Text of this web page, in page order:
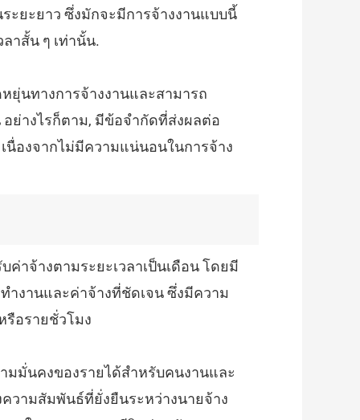
ยะยาว ซึ่งมักจะมีการจ้างงานแบบนี้
าสั้น ๆ เท่านั้น.
ยุ่นทางการจ้างงานและสามารถ
ย่างไรก็ตาม, มีข้อจำกัดที่ส่งผลต่อ
นื่องจากไม่มีความแน่นอนในการจ้าง
าจ้างตามระยะเวลาเป็นเดือน โดยมี
ำงานและค่าจ้างที่ชัดเจน ซึ่งมีความ
รือรายชั่วโมง
มมั่นคงของรายได้สำหรับคนงานและ
วามสัมพันธ์ที่ยั่งยืนระหว่างนายจ้าง